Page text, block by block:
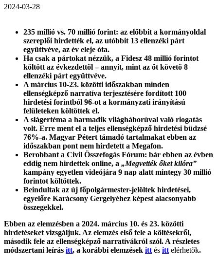
2024-03-28
235 millió vs. 70 millió forint: az előbbit a kormányoldal
szereplői hirdették el, az utóbbit 13 ellenzéki párt
együttvéve, az év eleje óta.
Ha csak a pártokat nézzük, a Fidesz 48 millió forintot
költött az évkezdettől – annyit, mint az őt követő 8
ellenzéki párt együttvéve.
A március 10-23. közötti időszakban minden
ellenségképző narratíva terjesztésére fordított 100
hirdetési forintból 96-ot a kormányzati irányítású
felületeken költöttek el.
A slágertéma a harmadik világháborúval való riogatás
volt. Erre ment el a teljes ellenségképző hirdetési büdzsé
76%-a. Magyar Pétert támadó tartalmakat ebben az
időszakban pont nem hirdetett a Megafon.
Berobbant a Civil Összefogás Fórum: bár ebben az évben
eddig nem hirdettek online, a „Megvették őket kilóra”
kampány egyetlen videójára 9 nap alatt mintegy 30 millió
forintot költöttek.
Beindultak az új főpolgármester-jelöltek hirdetései,
egyelőre Karácsony Gergelyéhez képest alacsonyabb
összegekkel.
Ebben az elemzésben a 2024. március 10. és 23. közötti
hirdetéseket vizsgáljuk. Az elemzés első fele a költésekről,
második fele az ellenségképző narratívákról szól. A részletes
módszertani leírás itt, a korábbi elemzések itt és itt elérhetők.